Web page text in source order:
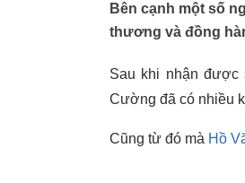
Bên cạnh một số
thương và đồng
Sau khi nhận được
Cường đã có nhiều
Cũng từ đó mà Hồ